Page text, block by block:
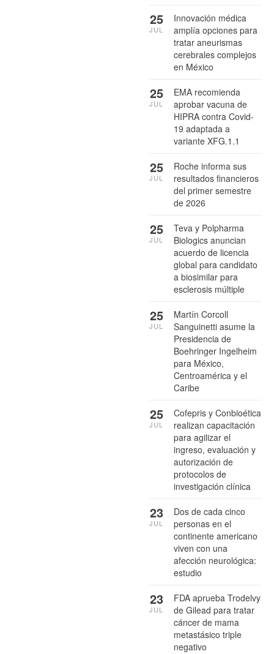
Innovación médica
amplía opciones para
tratar aneurismas
cerebrales complejos
en México
25
JUL
EMA recomienda
aprobar vacuna de
HIPRA contra Covid-
19 adaptada a
variante XFG.1.1
25
JUL
Roche informa sus
resultados financieros
del primer semestre
de 2026
25
JUL
Teva y Polpharma
Biologics anuncian
acuerdo de licencia
global para candidato
a biosimilar para
esclerosis múltiple
25
JUL
Martín Corcoll
Sanguinetti asume la
Presidencia de
Boehringer Ingelheim
para México,
Centroamérica y el
Caribe
25
JUL
Cofepris y Conbioética
realizan capacitación
para agilizar el
ingreso, evaluación y
autorización de
protocolos de
investigación clínica
25
JUL
Dos de cada cinco
personas en el
continente americano
viven con una
afección neurológica:
estudio
23
JUL
FDA aprueba Trodelvy
de Gilead para tratar
cáncer de mama
metastásico triple
negativo
23
JUL